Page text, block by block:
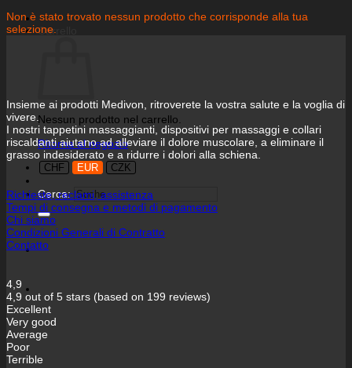
Carrello
Nessun prodotto nel carrello.
Ritorna al negozio
CHF EUR CZK
Cerca:
Non è stato trovato nessun prodotto che corrisponde alla tua
selezione.
Insieme ai prodotti Medivon, ritroverete la vostra salute e la voglia di
vivere.
I nostri tappetini massaggianti, dispositivi per massaggi e collari
riscaldanti aiutano ad alleviare il dolore muscolare, a eliminare il
grasso indesiderato e a ridurre i dolori alla schiena.
Richieste, reclami, assistenza
Tempi di consegna e metodi di pagamento
Chi siamo
Condizioni Generali di Contratto
Contatto
4,9
4,9 out of 5 stars (based on 199 reviews)
Excellent
Very good
Average
Poor
Terrible